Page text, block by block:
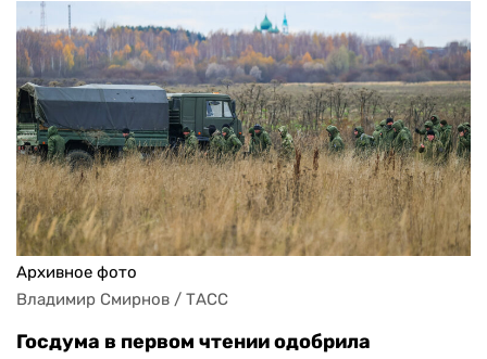
Архивное фото
Владимир Смирнов / ТАСС
Госдума в первом чтении одобрила